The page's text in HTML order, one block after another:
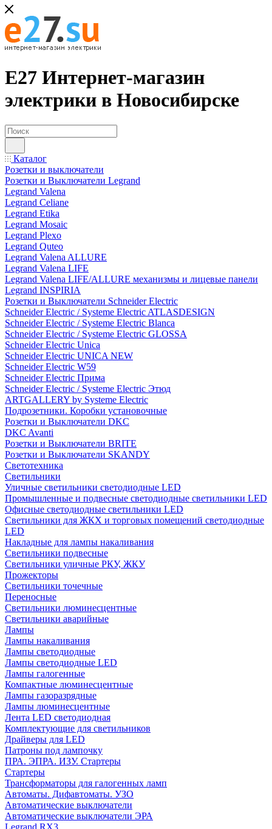
Е27 Интернет-магазин
электрики в Новосибирске
Каталог
Розетки и выключатели
Розетки и Выключатели Legrand
Legrand Valena
Legrand Celiane
Legrand Etika
Legrand Mosaic
Legrand Plexo
Legrand Quteo
Legrand Valena ALLURE
Legrand Valena LIFE
Legrand Valena LIFE/ALLURE механизмы и лицевые панели
Legrand INSPIRIA
Розетки и Выключатели Schneider Electric
Schneider Electric / Systeme Electric ATLASDESIGN
Schneider Electric / Systeme Electric Blanca
Schneider Electric / Systeme Electric GLOSSA
Schneider Electric Unica
Schneider Electric UNICA NEW
Schneider Electric W59
Schneider Electric Прима
Schneider Electric / Systeme Electric Этюд
ARTGALLERY by Systeme Electric
Подрозетники. Коробки установочные
Розетки и Выключатели DKC
DKC Avanti
Розетки и Выключатели BRITE
Розетки и Выключатели SKANDY
Светотехника
Светильники
Уличные светильники светодиодные LED
Промышленные и подвесные светодиодные светильники LED
Офисные светодиодные светильники LED
Светильники для ЖКХ и торговых помещений светодиодные
LED
Накладные для лампы накаливания
Светильники подвесные
Светильники уличные РКУ, ЖКУ
Прожекторы
Cветильники точечные
Переносные
Светильники люминесцентные
Светильники аварийные
Лампы
Лампы накаливания
Лампы светодиодные
Лампы светодиодные LED
Лампы галогенные
Компактные люминесцентные
Лампы газоразрядные
Лампы люминесцентные
Лента LED светодиодная
Комплектующие для светильников
Драйверы для LED
Патроны под лампочку
ПРА. ЭПРА. ИЗУ. Стартеры
Стартеры
Трансформаторы для галогенных ламп
Автоматы. Дифавтоматы. УЗО
Автоматические выключатели
Автоматические выключатели ЭРА
Legrand RX3